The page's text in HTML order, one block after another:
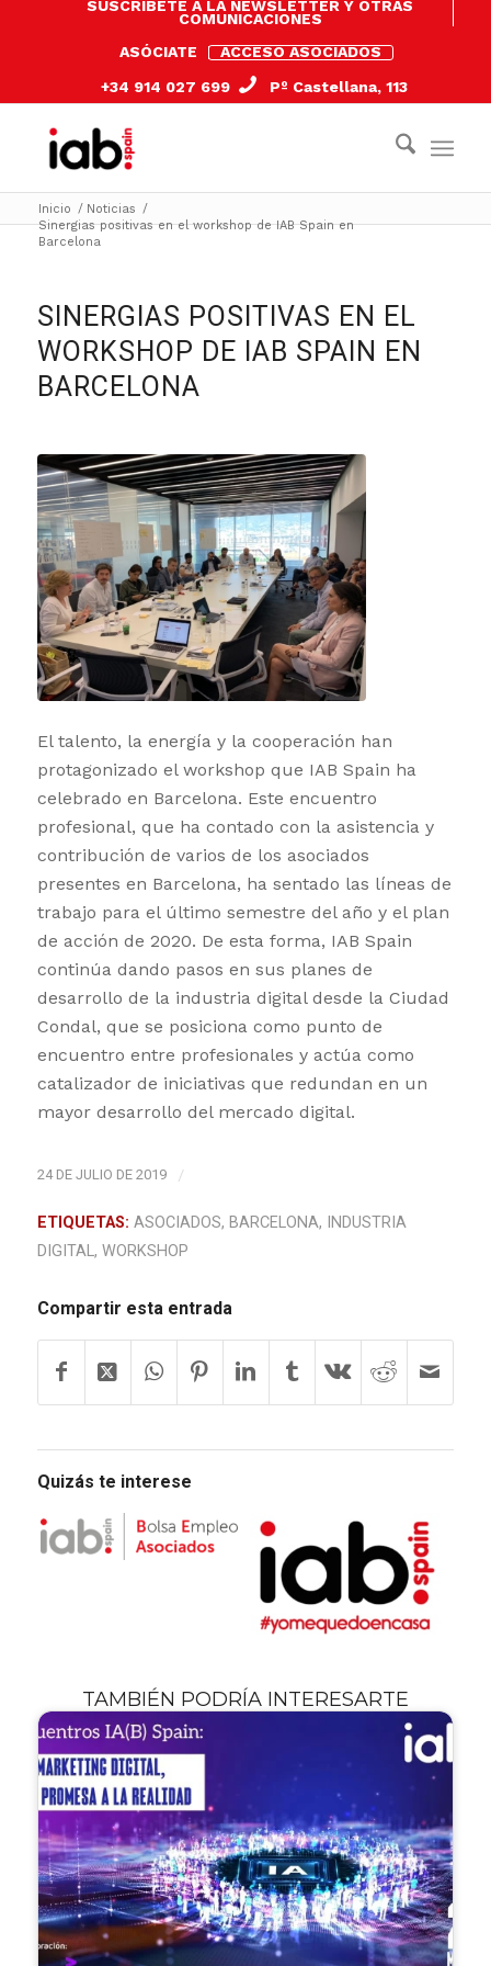
SUSCRÍBETE A LA NEWSLETTER Y OTRAS
COMUNICACIONES
ASÓCIATE
ACCESO ASOCIADOS
+34 914 027 699
Pº Castellana, 113
Inicio / Noticias /
Sinergias positivas en el workshop de IAB Spain en
Barcelona
SINERGIAS POSITIVAS EN EL
WORKSHOP DE IAB SPAIN EN
BARCELONA
El talento, la energía y la cooperación han
protagonizado el workshop que IAB Spain ha
celebrado en Barcelona. Este encuentro
profesional, que ha contado con la asistencia y
contribución de varios de los asociados
presentes en Barcelona, ha sentado las líneas de
trabajo para el último semestre del año y el plan
de acción de 2020. De esta forma, IAB Spain
continúa dando pasos en sus planes de
desarrollo de la industria digital desde la Ciudad
Condal, que se posiciona como punto de
encuentro entre profesionales y actúa como
catalizador de iniciativas que redundan en un
mayor desarrollo del mercado digital.
24 DE JULIO DE 2019 /
ETIQUETAS: ASOCIADOS, BARCELONA,
INDUSTRIA
DIGITAL, WORKSHOP
Compartir esta entrada
Quizás te interese
TAMBIÉN PODRÍA INTERESARTE